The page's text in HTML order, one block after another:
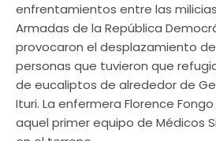
enfrentamientos entre las
Armadas de la República
provocaron el desplazamiento
personas que tuvieron que
de eucaliptos de alrededor de
Ituri. La enfermera Florence
aquel primer equipo de Médicos